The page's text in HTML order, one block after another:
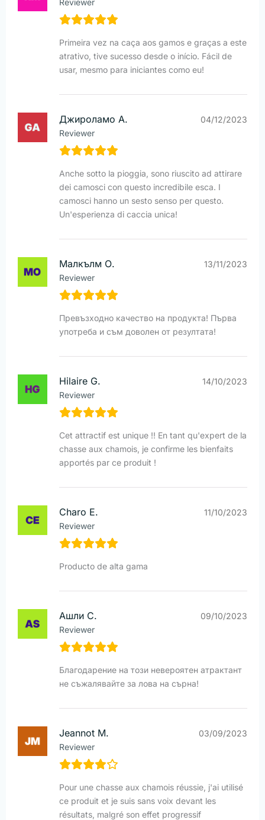
Primeira vez na caça aos gamos e graças a este
atrativo, tive sucesso desde o início. Fácil de
usar, mesmo para iniciantes como eu!
Джироламо А.
Reviewer
04/12/2023
Anche sotto la pioggia, sono riuscito ad attirare
dei camosci con questo incredibile esca. I
camosci hanno un sesto senso per questo.
Un'esperienza di caccia unica!
Малкълм О.
Reviewer
13/11/2023
Превъзходно качество на продукта! Първа
употреба и съм доволен от резултата!
Hilaire G.
Reviewer
14/10/2023
Cet attractif est unique !! En tant qu'expert de la
chasse aux chamois, je confirme les bienfaits
apportés par ce produit !
Charo E.
Reviewer
11/10/2023
Producto de alta gama
Ашли С.
Reviewer
09/10/2023
Благодарение на този невероятен атрактант
не съжалявайте за лова на сърна!
Jeannot M.
Reviewer
03/09/2023
Pour une chasse aux chamois réussie, j'ai utilisé
ce produit et je suis sans voix devant les
résultats, malgré son effet progressif